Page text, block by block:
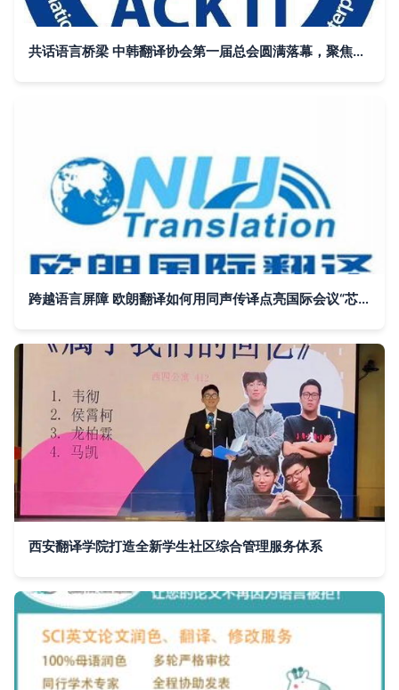
共话语言桥梁 中韩翻译协会第一届总会圆满落幕，聚焦翻译服务高质量发展
跨越语言屏障 欧朗翻译如何用同声传译点亮国际会议“芯”价值
西安翻译学院打造全新学生社区综合管理服务体系